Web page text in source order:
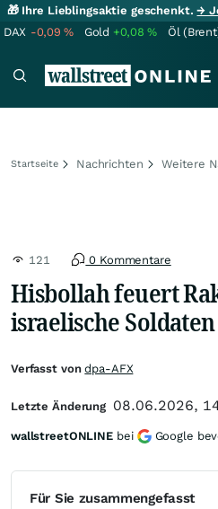
🎁 Ihre Lieblingsaktie geschenkt.→
DAX -0,09% Gold +0,08% Öl
Startseite Nachrichten Weitere
121 0 Kommentare
Hisbollah feuert
israelische
Für Sie zusammengefasst
Verfasst vondpa-AFX
Letzte Änderung 08.06.2026,
wallstreetONLINE bei Google